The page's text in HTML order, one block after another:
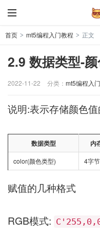
首页 > mt5编程入门教程 > 正文
2.9 数据类型-
2022-11-22 分类： mt5编程入
说明:表示存储颜色
数据类型 内
color(颜色类型) 4字节
赋值的几种格式
RGB模式: